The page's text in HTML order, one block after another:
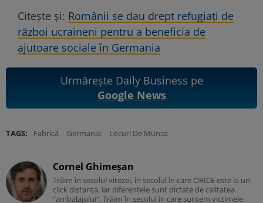
Citește și: Românii se dau drept refugiați de
război ucraineni pentru a beneficia de
ajutoare sociale în Germania
Urmărește Daily Business pe
Google News
TAGS: Fabrică Germania Locuri De Munca
Cornel Ghimeșan
Trăim în secolul vitezei, în secolul în care ORICE este la un
click distanța, iar diferențele sunt dictate de calitatea
“ambalajului”. Trăim în secolul în care suntem victimele